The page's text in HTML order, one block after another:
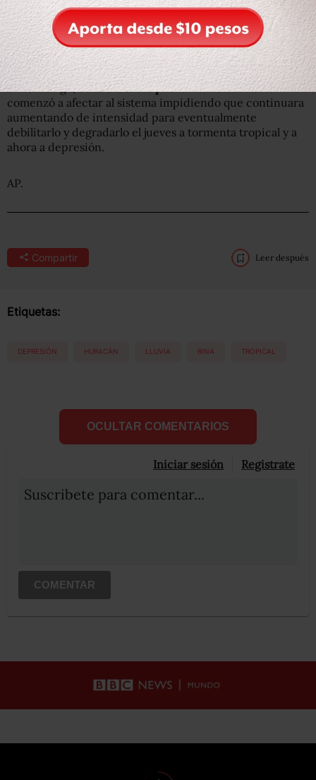
Los pronósticos del organismo estadounidense es que
Rina se debilite aún más en las próximas 48 horas y
podría convertirse en un remanente debaja presión el
fin de semana.
Sin embargo, un
frente frío proveniente del norte
comenzó a afectar al sistema impidiendo que continuara
aumentando de intensidad para eventualmente
debilitarlo y degradarlo el jueves a tormenta tropical y a
ahora a depresión.
AP.
Compartir Leer después
Etiquetas:
DEPRESIÓN HURACÁN LLUVIA RINA TROPICAL
OCULTAR COMENTARIOS
Iniciar sesión Registrate
Suscribete para comentar...
COMENTAR